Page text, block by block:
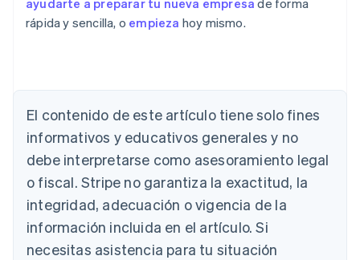
ayudarte a preparar tu nueva empresa de forma
rápida y sencilla, o empieza hoy mismo.
El contenido de este artículo tiene solo fines
informativos y educativos generales y no
debe interpretarse como asesoramiento legal
o fiscal. Stripe no garantiza la exactitud, la
integridad, adecuación o vigencia de la
información incluida en el artículo. Si
necesitas asistencia para tu situación
DeutschEnglish
Australia
English
Austria
DeutschEnglish
Nederlands FrançaisDeutsch English
Brasil
Português English
Bulgaria
English